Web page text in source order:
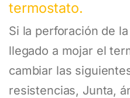
termostato.
Si la perforación de
llegado a mojar el
cambiar las
resistencias, Junta,